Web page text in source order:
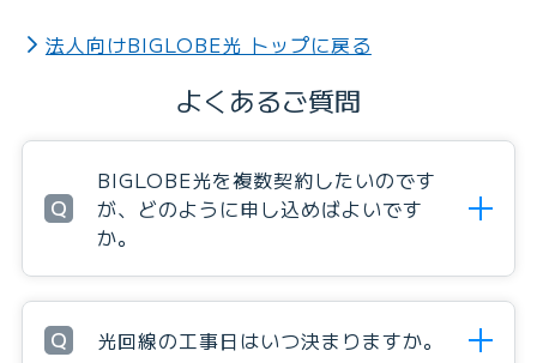
法人向けBIGLOBE光 トップに戻る
よくあるご質問
Q
BIGLOBE光を複数契約したいのです
が、どのように申し込めばよいです
か。
Q 光回線の工事日はいつ決まりますか。